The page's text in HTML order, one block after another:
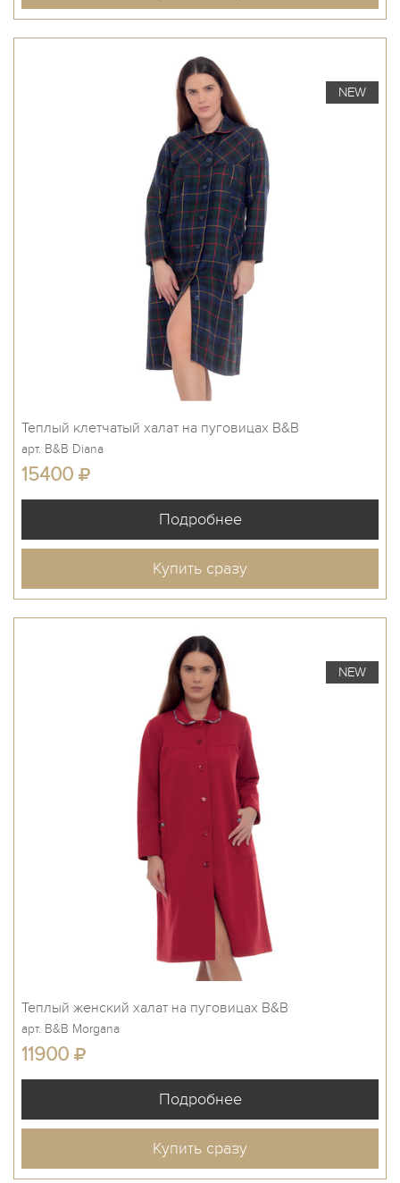
NEW
Теплый клетчатый халат на пуговицах B&B
арт. B&B Diana
15400
Купить сразу
NEW
Теплый женский халат на пуговицах B&B
арт. B&B Morgana
11900
Купить сразу